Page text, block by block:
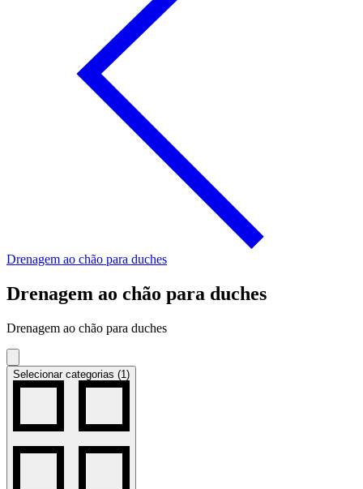
Drenagem ao chão para duches
Drenagem ao chão para duches
Drenagem ao chão para duches
Selecionar categorias (1)